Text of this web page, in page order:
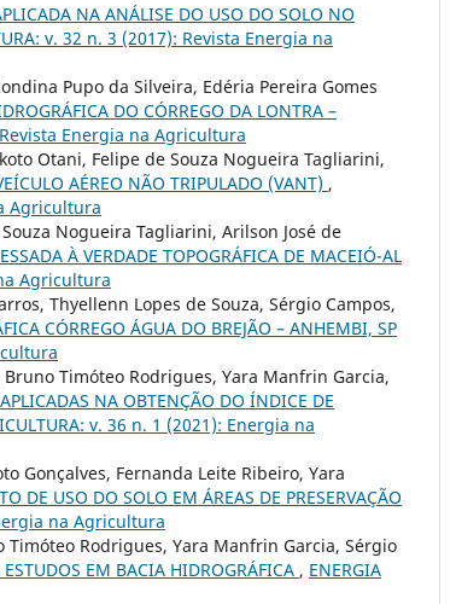
NA ANÁLISE DO USO DO SOLO NO
v. 32 n. 3 (2017): Revista Energia na
Pupo da Silveira, Edéria Pereira Gomes
DO CÓRREGO DA LONTRA –
Revista Energia na Agricultura
Otani, Felipe de Souza Nogueira Tagliarini,
AÉREO NÃO TRIPULADO (VANT) ,
Agricultura
Nogueira Tagliarini, Arilson José de
À VERDADE TOPOGRÁFICA DE MACEIÓ-AL
Agricultura
Thyellenn Lopes de Souza, Sérgio Campos,
CÓRREGO ÁGUA DO BREJÃO – ANHEMBI, SP
Timóteo Rodrigues, Yara Manfrin Garcia,
NA OBTENÇÃO DO ÍNDICE DE
v. 36 n. 1 (2021): Energia na
Gonçalves, Fernanda Leite Ribeiro, Yara
DE USO DO SOLO EM ÁREAS DE PRESERVAÇÃO
na Agricultura
Rodrigues, Yara Manfrin Garcia, Sérgio
EM BACIA HIDROGRÁFICA , ENERGIA